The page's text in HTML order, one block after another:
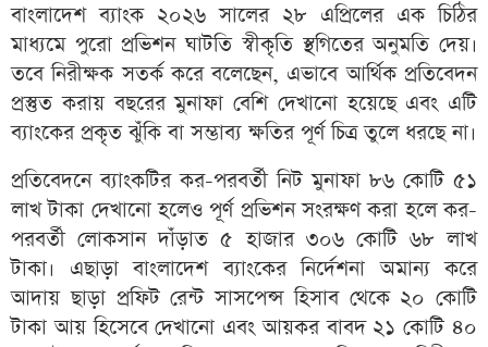
বাংলাদেশ ব্যাংক ২০২৬ সালের ২৮ এপ্রিলের এক চিঠির
মাধ্যমে পুরো প্রভিশন ঘাটতি স্বীকৃতি স্থগিতের অনুমতি দেয়।
তবে নিরীক্ষক সতর্ক করে বলেছেন, এভাবে আর্থিক প্রতিবেদন
প্রস্তুত করায় বছরের মুনাফা বেশি দেখানো হয়েছে এবং এটি
ব্যাংকের প্রকৃত ঝুঁকি বা সম্ভাব্য ক্ষতির পূর্ণ চিত্র তুলে ধরছে না।
প্রতিবেদনে ব্যাংকটির কর-পরবর্তী নিট মুনাফা ৮৬ কোটি ৫১
লাখ টাকা দেখানো হলেও পূর্ণ প্রভিশন সংরক্ষণ করা হলে কর-
পরবর্তী লোকসান দাঁড়াত ৫ হাজার ৩০৬ কোটি ৬৮ লাখ
টাকা। এছাড়া বাংলাদেশ ব্যাংকের নির্দেশনা অমান্য করে
আদায় ছাড়া প্রফিট রেন্ট সাসপেন্স হিসাব থেকে ২০ কোটি
টাকা আয় হিসেবে দেখানো এবং আয়কর বাবদ ২১ কোটি ৪০